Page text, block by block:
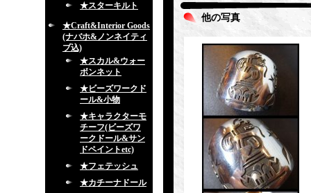
★スターキルト
★Craft&Interior Goods
(ナバホ&ノンネイティ
ブ込)
★スカル&ウォー
ボンネット
★ビーズワークド
ール&小物
★キャラクターモ
チーフ(ビーズワ
ークドール&サン
ドペイントetc)
★フェテッシュ
★カチーナドール
他の写真